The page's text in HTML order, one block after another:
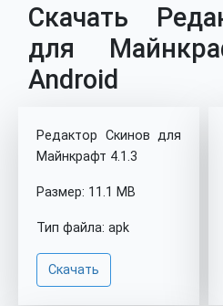
Скачать
для
Android
Редактор Скинов для
Майнкрафт 4.1.3
Размер: 11.1 MB
Тип файла: apk
Скачать